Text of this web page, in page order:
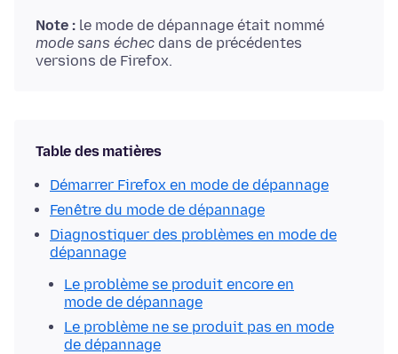
Note : le mode de dépannage était nommé
mode sans échec dans de précédentes
versions de Firefox.
Table des matières
Démarrer Firefox en mode de dépannage
Fenêtre du mode de dépannage
Diagnostiquer des problèmes en mode de
dépannage
Le problème se produit encore en
mode de dépannage
Le problème ne se produit pas en mode
de dépannage